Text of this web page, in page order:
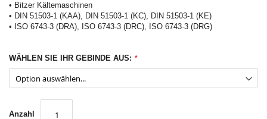
• Bitzer Kältemaschinen
• DIN 51503-1 (KAA), DIN 51503-1 (KC), DIN 51503-1 (KE)
• ISO 6743-3 (DRA), ISO 6743-3 (DRC), ISO 6743-3 (DRG)
WÄHLEN SIE IHR GEBINDE AUS:
Anzahl